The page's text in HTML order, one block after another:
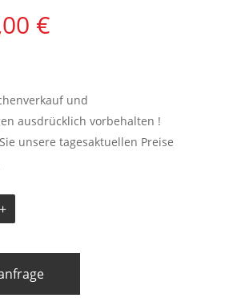
€
und
ausdrücklich vorbehalten !
unsere tagesaktuellen Preise